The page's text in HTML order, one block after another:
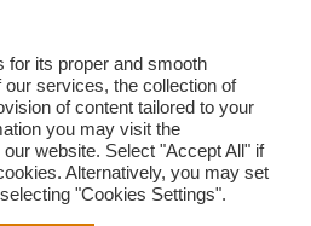
cynews στην επικαιρότητα.
ΚΥΠΡΟΣ ΚΟΣΜΟΣ
ΟΙΚΟΝΟΜΙΑ
for its proper and smooth
services, the collection of
of content tailored to your
you may visit the
our website. Select "Accept All" if
Alternatively, you may set
"Cookies Settings".